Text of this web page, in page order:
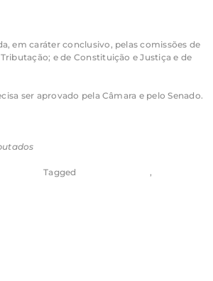
em caráter conclusivo, pelas comissões de
e de Constituição e Justiça e de
ser aprovado pela Câmara e pelo Senado.
Tagged Aragão & Tomaz,